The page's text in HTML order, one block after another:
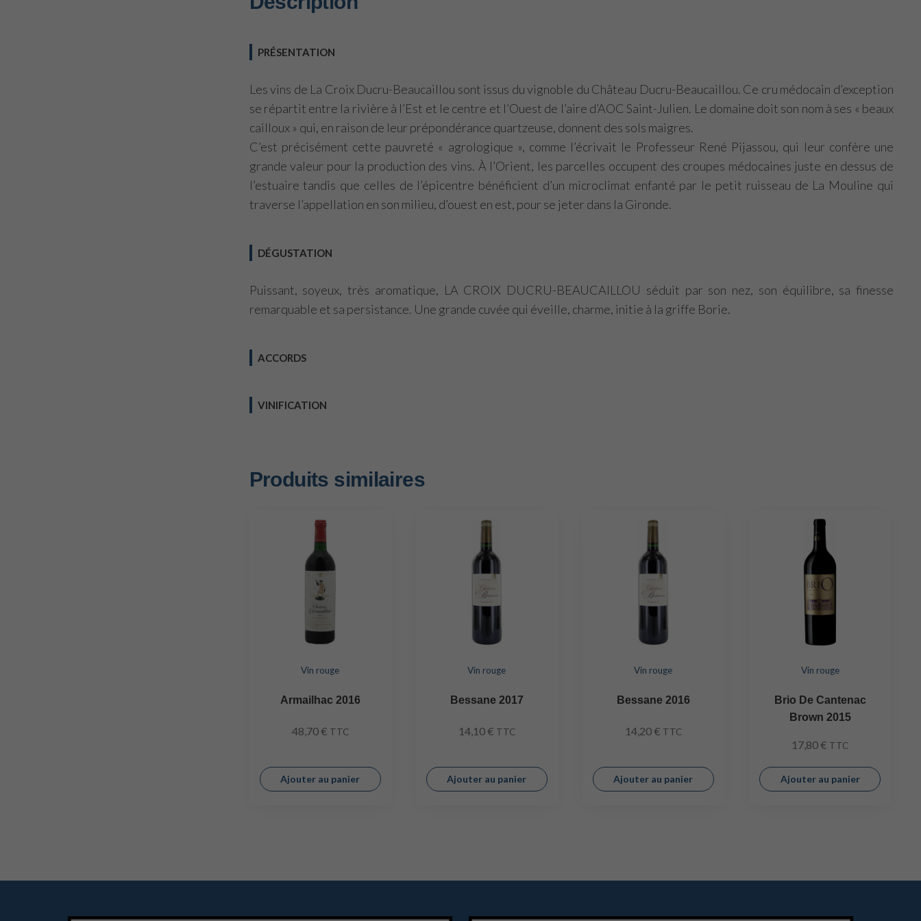
PRÉSENTATION
Les vins de La Croix Ducru-Beaucaillou sont issus du vignoble du Château Ducru-Beaucaillou. Ce cru médocain d’exception
se répartit entre la rivière à l’Est et le centre et l’Ouest de l’aire d’AOC Saint-Julien. Le domaine doit son nom à ses « beaux
cailloux » qui, en raison de leur prépondérance quartzeuse, donnent des sols maigres.
C’est précisément cette pauvreté « agrologique », comme l’écrivait le Professeur René Pijassou, qui leur confère une
grande valeur pour la production des vins. À l’Orient, les parcelles occupent des croupes médocaines juste en dessus de
l’estuaire tandis que celles de l’épicentre bénéficient d’un microclimat enfanté par le petit ruisseau de La Mouline qui
traverse l’appellation en son milieu, d’ouest en est, pour se jeter dans la Gironde.
DÉGUSTATION
Puissant, soyeux, très aromatique, LA CROIX DUCRU-BEAUCAILLOU séduit par son nez, son équilibre, sa finesse
remarquable et sa persistance. Une grande cuvée qui éveille, charme, initie à la griffe Borie.
ACCORDS
VINIFICATION
Produits similaires
Vin rouge
Armailhac 2016
48,70 € TTC
Ajouter au panier
Vin rouge
Bessane 2017
14,10 € TTC
Ajouter au panier
Vin rouge
Bessane 2016
14,20 € TTC
Ajouter au panier
Vin rouge
Brio De Cantenac
Brown 2015
17,80 € TTC
Ajouter au panier